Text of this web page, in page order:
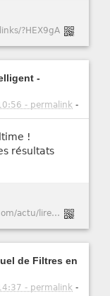
?HEX9gA
-
- permalink -
!
résultats
https://www.alsacreations.com/actu/lire/1984-Captchoum-le-nouveau-captcha-intelligent.html
de Filtres en
- permalink -